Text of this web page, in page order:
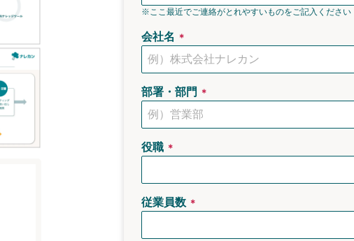
※ここ最近でご連絡がとれやすいものをご記入ください
会社名 ＊
部署・部門 ＊
役職 ＊
従業員数 ＊